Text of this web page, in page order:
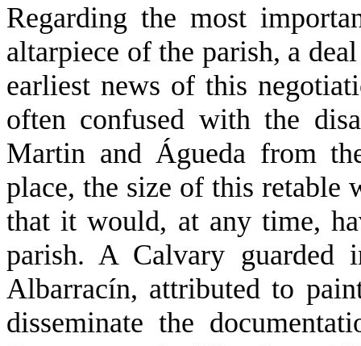
Regarding the most
altarpiece of the parish, a
earliest news of this
often confused with the
Martin and Águeda from
place, the size of this retable
that it would, at any time,
parish. A Calvary guarded
Albarracín, attributed to
disseminate the